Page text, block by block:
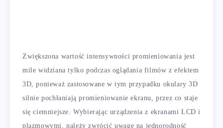
Zwiększona wartość intensywności promieniowania jest
mile widziana tylko podczas oglądania filmów z efektem
3D, ponieważ zastosowane w tym przypadku okulary 3D
silnie pochłaniają promieniowanie ekranu, przez co staje
się ciemniejsze. Wybierając urządzenia z ekranami LCD i
plazmowymi, należy zwrócić uwagę na jednorodność